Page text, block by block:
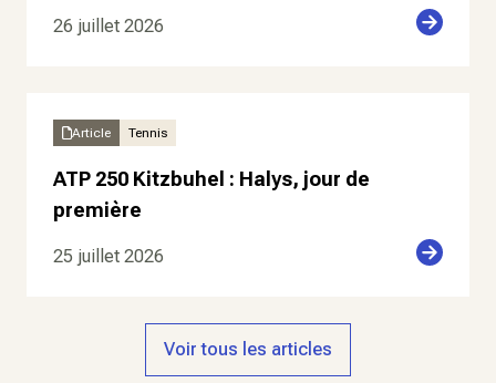
26 juillet 2026
Article Tennis
ATP 250 Kitzbuhel : Halys, jour de
première
25 juillet 2026
Voir tous les articles